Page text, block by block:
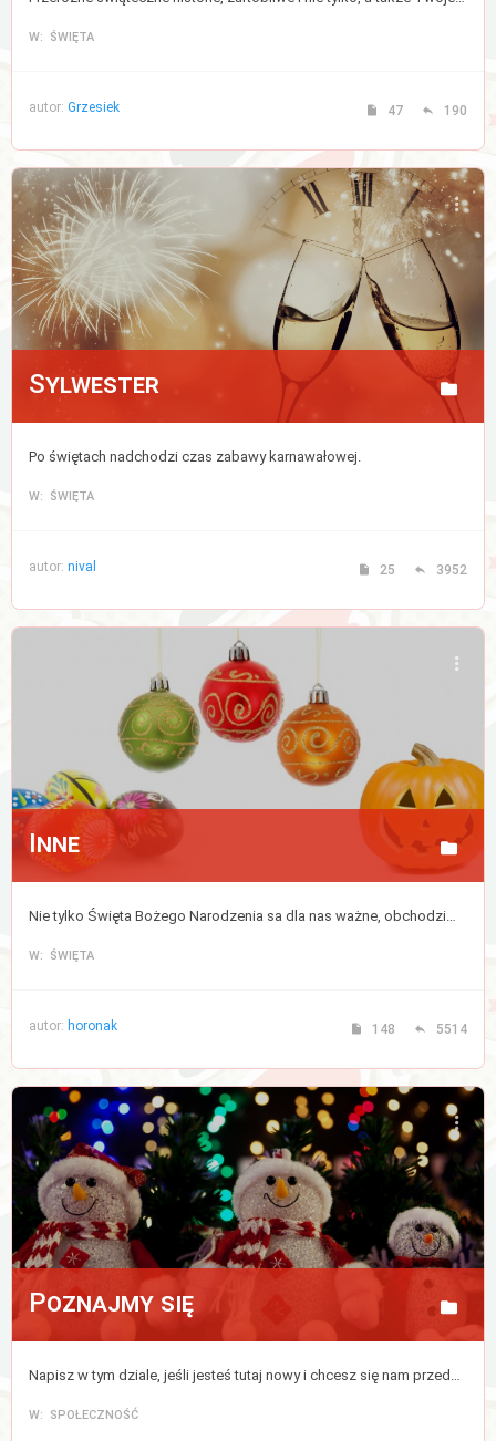
W: ŚWIĘTA
autor: Grzesiek 47 190
Sylwester
Po świętach nadchodzi czas zabawy karnawałowej.
W: ŚWIĘTA
autor: nival 25 3952
Inne
Nie tylko Święta Bożego Narodzenia sa dla nas ważne, obchodzimy także wiele innych świąt w ciągu roku.
W: ŚWIĘTA
autor: horonak 148 5514
Poznajmy się
Napisz w tym dziale, jeśli jesteś tutaj nowy i chcesz się nam przedstawić, bądź zapoznać z pozostałymi uczestnikami forum.
W: SPOŁECZNOŚĆ